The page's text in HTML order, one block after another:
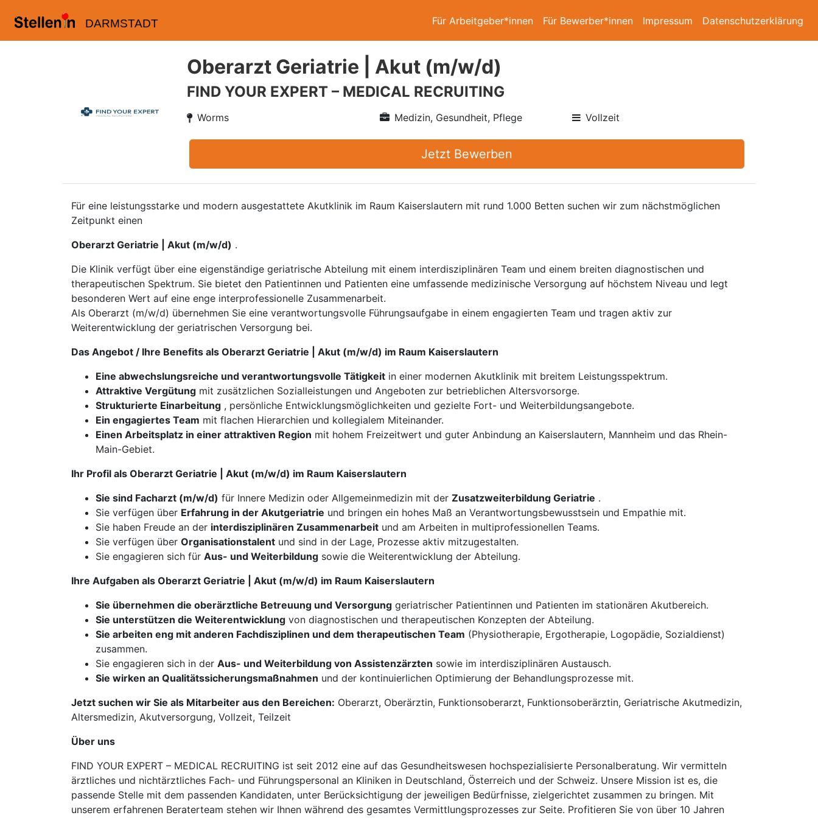
DARMSTADT Für Arbeitgeber*innen Für Bewerber*innen Impressum Datenschutzerklärung
Oberarzt Geriatrie | Akut (m/w/d)
FIND YOUR EXPERT – MEDICAL RECRUITING
Worms Medizin, Gesundheit, Pflege Vollzeit
Jetzt Bewerben
Für eine leistungsstarke und modern ausgestattete Akutklinik im Raum Kaiserslautern mit rund 1.000 Betten suchen wir zum nächstmöglichen
Zeitpunkt einen
Oberarzt Geriatrie | Akut (m/w/d) .
Die Klinik verfügt über eine eigenständige geriatrische Abteilung mit einem interdisziplinären Team und einem breiten diagnostischen und
therapeutischen Spektrum. Sie bietet den Patientinnen und Patienten eine umfassende medizinische Versorgung auf höchstem Niveau und legt
besonderen Wert auf eine enge interprofessionelle Zusammenarbeit.
Als Oberarzt (m/w/d) übernehmen Sie eine verantwortungsvolle Führungsaufgabe in einem engagierten Team und tragen aktiv zur
Weiterentwicklung der geriatrischen Versorgung bei.
Das Angebot / Ihre Benefits als Oberarzt Geriatrie | Akut (m/w/d) im Raum Kaiserslautern
Eine abwechslungsreiche und verantwortungsvolle Tätigkeit in einer modernen Akutklinik mit breitem Leistungsspektrum.
Attraktive Vergütung mit zusätzlichen Sozialleistungen und Angeboten zur betrieblichen Altersvorsorge.
Strukturierte Einarbeitung , persönliche Entwicklungsmöglichkeiten und gezielte Fort- und Weiterbildungsangebote.
Ein engagiertes Team mit flachen Hierarchien und kollegialem Miteinander.
Einen Arbeitsplatz in einer attraktiven Region mit hohem Freizeitwert und guter Anbindung an Kaiserslautern, Mannheim und das Rhein-
Main-Gebiet.
Ihr Profil als Oberarzt Geriatrie | Akut (m/w/d) im Raum Kaiserslautern
Sie sind Facharzt (m/w/d) für Innere Medizin oder Allgemeinmedizin mit der Zusatzweiterbildung Geriatrie .
​​​​​​​Sie verfügen über Erfahrung in der Akutgeriatrie und bringen ein hohes Maß an Verantwortungsbewusstsein und Empathie mit.
Sie haben Freude an der interdisziplinären Zusammenarbeit und am Arbeiten in multiprofessionellen Teams.
Sie verfügen über Organisationstalent und sind in der Lage, Prozesse aktiv mitzugestalten.
Sie engagieren sich für Aus- und Weiterbildung sowie die Weiterentwicklung der Abteilung.
Ihre Aufgaben als Oberarzt Geriatrie | Akut (m/w/d) im Raum Kaiserslautern
Sie übernehmen die oberärztliche Betreuung und Versorgung geriatrischer Patientinnen und Patienten im stationären Akutbereich.
​​​​​​​Sie unterstützen die Weiterentwicklung von diagnostischen und therapeutischen Konzepten der Abteilung.
Sie arbeiten eng mit anderen Fachdisziplinen und dem therapeutischen Team (Physiotherapie, Ergotherapie, Logopädie, Sozialdienst)
zusammen.
Sie engagieren sich in der Aus- und Weiterbildung von Assistenzärzten sowie im interdisziplinären Austausch.
Sie wirken an Qualitätssicherungsmaßnahmen und der kontinuierlichen Optimierung der Behandlungsprozesse mit.
Jetzt suchen wir Sie als Mitarbeiter aus den Bereichen: Oberarzt, Oberärztin, Funktionsoberarzt, Funktionsoberärztin, Geriatrische Akutmedizin,
Altersmedizin, Akutversorgung, Vollzeit, Teilzeit
Über uns
FIND YOUR EXPERT – MEDICAL RECRUITING ist seit 2012 eine auf das Gesundheitswesen hochspezialisierte Personalberatung. Wir vermitteln
ärztliches und nichtärztliches Fach- und Führungspersonal an Kliniken in Deutschland, Österreich und der Schweiz. Unsere Mission ist es, die
passende Stelle mit dem passenden Kandidaten, unter Berücksichtigung der jeweiligen Bedürfnisse, zielgerichtet zusammen zu bringen. Mit
unserem erfahrenen Beraterteam stehen wir Ihnen während des gesamtes Vermittlungsprozesses zur Seite. Profitieren Sie von über 10 Jahren